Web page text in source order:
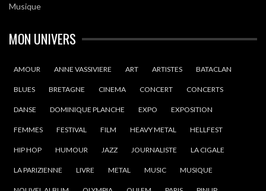
Musique
MON UNIVERS
AMOUR ANNE VASSIVIERE ART ARTISTES BATACLAN
BLUES BRETAGNE CINEMA CONCERT CONCERTS
DANSE DOMINIQUE PLANCHE EXPO EXPOSITION
FEMMES FESTIVAL FILM HEAVY METAL HELLFEST
HIP HOP HUMOUR JAZZ JOURNALISTE LA CIGALE
LA PARIZIENNE LIVRE METAL MUSIC MUSIQUE